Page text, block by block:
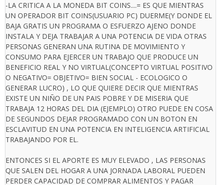
-LA CRITICA A LA MONEDA BIT COINS....= ES QUE MIENTRAS
UN OPERADOR BIT COINS(USUARIO PC) DUERME(Y DONDE EL
BAJA GRATIS UN PROGRAMA O ESFUERZO AJENO DONDE
INSTALA Y DEJA TRABAJAR A UNA POTENCIA DE VIDA OTRAS
PERSONAS GENERAN UNA RUTINA DE MOVIMIENTO Y
CONSUMO PARA EJERCER UN TRABAJO QUE PRODUCE UN
BENEFICIO REAL Y NO VIRTUAL(CONCEPTO VIRTUAL POSITIVO
O NEGATIVO= OBJETIVO= BIEN SOCIAL - ECOLOGICO O
GENERAR LUCRO) , LO QUE QUIERE DECIR QUE MIENTRAS
EXISTE UN NIÑO DE UN PAIS POBRE Y DE MISERIA QUE
TRABAJA 12 HORAS DEL DIA (EJEMPLO) OTRO PUEDE EN COSA
DE SEGUNDOS DEJAR PROGRAMADO CON UN BOTON EN
ESCLAVITUD EN UNA POTENCIA EN INTELIGENCIA ARTIFICIAL
TRABAJANDO POR EL.
ENTONCES SI EL APORTE ES MUY ELEVADO , LAS PERSONAS
QUE SALEN DEL HOGAR A UNA JORNADA LABORAL PUEDEN
PERDER CAPACIDAD DE COMPRAR ALIMENTOS Y PAGAR